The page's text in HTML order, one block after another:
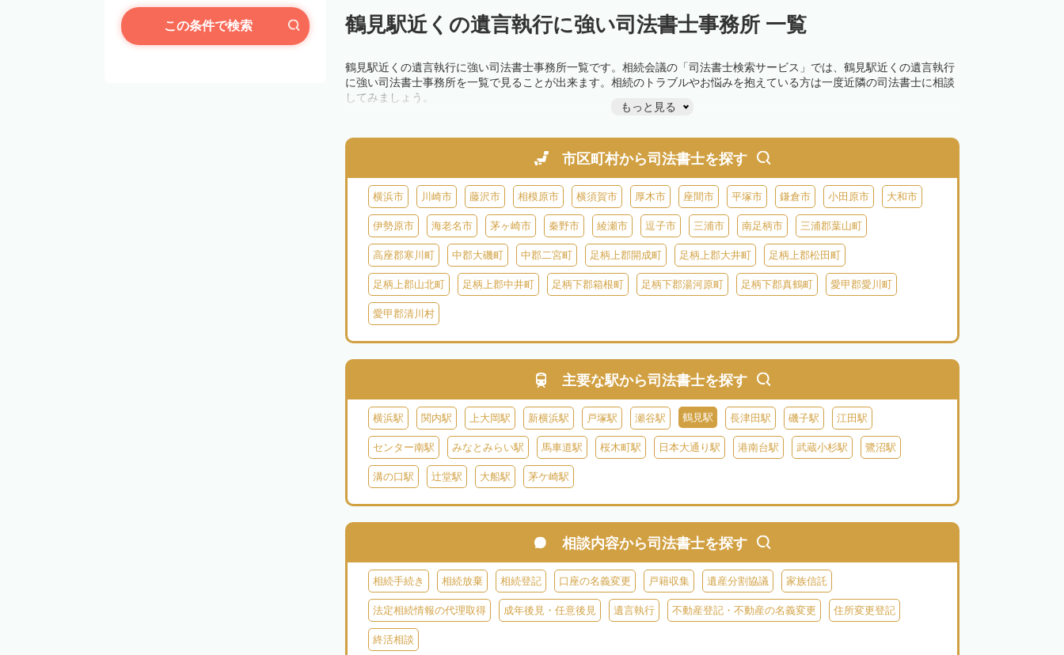
この条件で検索 鶴見駅近くの遺言執行に強い司法書士事務所 一覧
鶴見駅近くの遺言執行に強い司法書士事務所一覧です。相続会議の「司法書士検索サービス」では、鶴見駅近くの遺言執行
に強い司法書士事務所を一覧で見ることが出来ます。相続のトラブルやお悩みを抱えている方は一度近隣の司法書士に相談
してみましょう。
もっと見る
市区町村から司法書士を探す
横浜市 川崎市 藤沢市 相模原市 横須賀市 厚木市 座間市 平塚市 鎌倉市 小田原市 大和市
伊勢原市 海老名市 茅ヶ崎市 秦野市 綾瀬市 逗子市 三浦市 南足柄市 三浦郡葉山町
高座郡寒川町 中郡大磯町 中郡二宮町 足柄上郡開成町 足柄上郡大井町 足柄上郡松田町
足柄上郡山北町 足柄上郡中井町 足柄下郡箱根町 足柄下郡湯河原町 足柄下郡真鶴町 愛甲郡愛川町
愛甲郡清川村
主要な駅から司法書士を探す
横浜駅 関内駅 上大岡駅 新横浜駅 戸塚駅 瀬谷駅 鶴見駅 長津田駅 磯子駅 江田駅
センター南駅 みなとみらい駅 馬車道駅 桜木町駅 日本大通り駅 港南台駅 武蔵小杉駅 鷺沼駅
溝の口駅 辻堂駅 大船駅 茅ケ崎駅
相談内容から司法書士を探す
相続手続き 相続放棄 相続登記 口座の名義変更 戸籍収集 遺産分割協議 家族信託
法定相続情報の代理取得 成年後見・任意後見 遺言執行 不動産登記・不動産の名義変更 住所変更登記
終活相談